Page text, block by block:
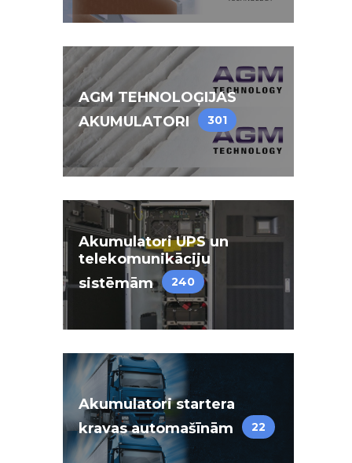
AGM TEHNOLOĢIJAS
AKUMULATORI
301
Akumulatori UPS un
telekomunikāciju
sistēmām
240
Akumulatori startera
kravas automašīnām
22